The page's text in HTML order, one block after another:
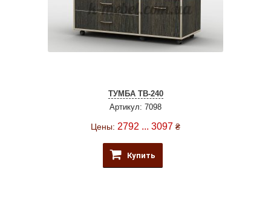
ТУМБА ТВ-240
Артикул: 7098
Цены: 2792 ... 3097 ₴
Купить